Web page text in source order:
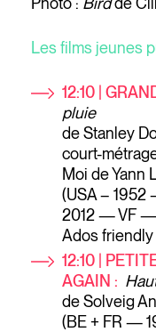
Les films jeunes
12:10 |
pluie
de Stanley
court-
Moi de Yann
(USA – 1952
2012 — VF
Ados friendly
12:10 |
AGAIN :
de Solveig
(BE + FR —